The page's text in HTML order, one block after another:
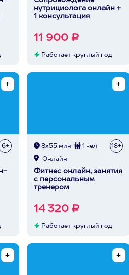
нутрициолога онлайн +
1 консультация
11 900 ₽
Работает круглый год
6+ 8х55 мин 1 чел 18+
Онлайн
Фитнес онлайн, занятия
с персональным
тренером
14 320 ₽
Работает круглый год